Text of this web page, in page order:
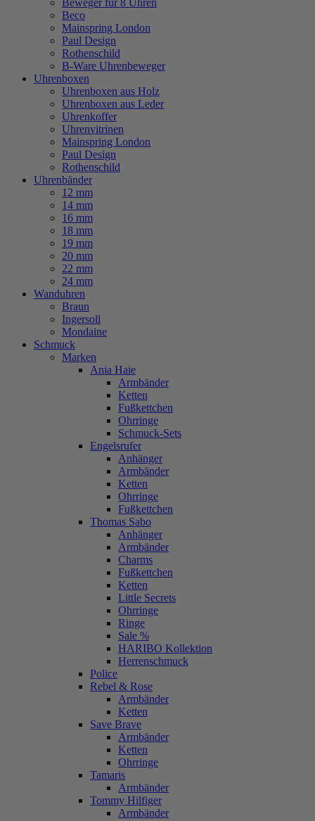
Beweger für 8 Uhren
Beco
Mainspring London
Paul Design
Rothenschild
B-Ware Uhrenbeweger
Uhrenboxen
Uhrenboxen aus Holz
Uhrenboxen aus Leder
Uhrenkoffer
Uhrenvitrinen
Mainspring London
Paul Design
Rothenschild
Uhrenbänder
12 mm
14 mm
16 mm
18 mm
19 mm
20 mm
22 mm
24 mm
Wanduhren
Braun
Ingersoll
Mondaine
Schmuck
Marken
Ania Haie
Armbänder
Ketten
Fußkettchen
Ohrringe
Schmuck-Sets
Engelsrufer
Anhänger
Armbänder
Ketten
Ohrringe
Fußkettchen
Thomas Sabo
Anhänger
Armbänder
Charms
Fußkettchen
Ketten
Little Secrets
Ohrringe
Ringe
Sale %
HARIBO Kollektion
Herrenschmuck
Police
Rebel & Rose
Armbänder
Ketten
Save Brave
Armbänder
Ketten
Ohrringe
Tamaris
Armbänder
Tommy Hilfiger
Armbänder